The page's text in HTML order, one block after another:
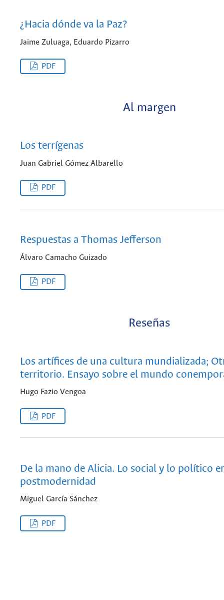
¿Hacia dónde va la Paz?
Jaime Zuluaga, Eduardo Pizarro
PDF
Al margen
Los terrígenas
Juan Gabriel Gómez Albarello
PDF
Respuestas a Thomas Jefferson
Álvaro Camacho Guizado
PDF
Reseñas
Los artífices de una cultura mundializada;
territorio. Ensayo sobre el mundo
Hugo Fazio Vengoa
PDF
De la mano de Alicia. Lo social y lo político
postmodernidad
Miguel García Sánchez
PDF